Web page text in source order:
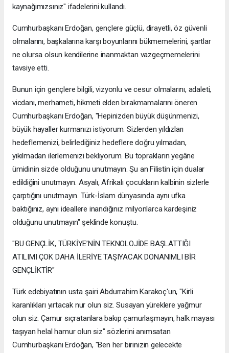
kaynağımızsınız" ifadelerini kullandı.
Cumhurbaşkanı Erdoğan, gençlere güçlü, dirayetli, öz güvenli
olmalarını, başkalarına karşı boyunlarını bükmemelerini, şartlar
ne olursa olsun kendilerine inanmaktan vazgeçmemelerini
tavsiye etti.
Bunun için gençlere bilgili, vizyonlu ve cesur olmalarını, adaleti,
vicdanı, merhameti, hikmeti elden bırakmamalarını öneren
Cumhurbaşkanı Erdoğan, "Hepinizden büyük düşünmenizi,
büyük hayaller kurmanızı istiyorum. Sizlerden yıldızları
hedeflemenizi, belirlediğiniz hedeflere doğru yılmadan,
yıkılmadan ilerlemenizi bekliyorum. Bu toprakların yegâne
ümidinin sizde olduğunu unutmayın. Şu an Filistin için dualar
edildiğini unutmayın. Asyalı, Afrikalı çocukların kalbinin sizlerle
çarptığını unutmayın. Türk-İslam dünyasında aynı ufka
baktığınız, aynı ideallere inandığınız milyonlarca kardeşiniz
olduğunu unutmayın" şeklinde konuştu.
"BU GENÇLİK, TÜRKİYE’NİN TEKNOLOJİDE BAŞLATTIĞI
ATILIMI ÇOK DAHA İLERİYE TAŞIYACAK DONANIMLI BİR
GENÇLİKTİR"
Türk edebiyatının usta şairi Abdurrahim Karakoç'un, "Kirli
karanlıkları yırtacak nur olun siz. Susayan yüreklere yağmur
olun siz. Çamur sıçratanlara bakıp çamurlaşmayın, halk mayası
taşıyan helal hamur olun siz" sözlerini anımsatan
Cumhurbaşkanı Erdoğan, "Ben her birinizin gelecekte